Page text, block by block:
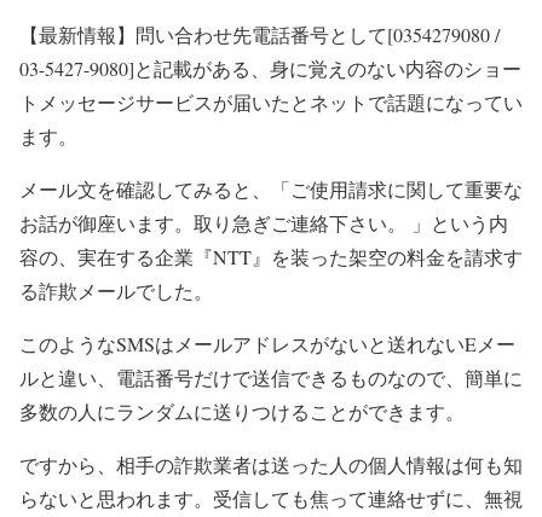
【最新情報】 問い合わせ先電話番号として[0354279080 /
03-5427-9080]と記載がある、身に覚えのない内容のショー
トメッセージサービスが届いたとネットで話題になってい
ます。
メール文を確認してみると、「ご使用請求に関して重要な
お話が御座います。取り急ぎご連絡下さい。 」という内
容の、実在する企業『NTT』を装った架空の料金を請求す
る詐欺メールでした。
このようなSMSはメールアドレスがないと送れないEメー
ルと違い、電話番号だけで送信できるものなので、簡単に
多数の人にランダムに送りつけることができます。
ですから、相手の詐欺業者は送った人の個人情報は何も知
らないと思われます。受信しても焦って連絡せずに、無視